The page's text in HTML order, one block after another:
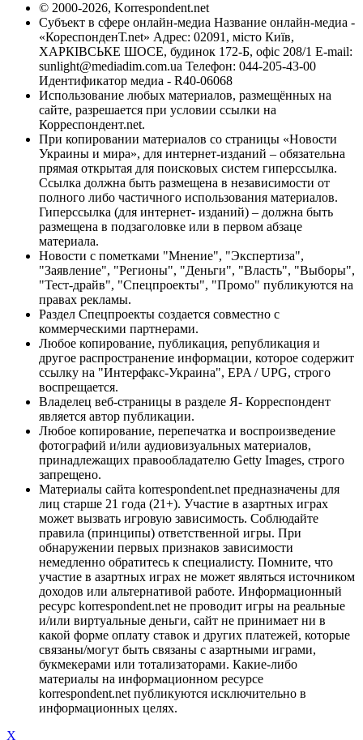
© 2000-2026, Korrespondent.net
Субъект в сфере онлайн-медиа Название онлайн-медиа -
«КореспонденТ.net» Адрес: 02091, місто Київ,
ХАРКІВСЬКЕ ШОСЕ, будинок 172-Б, офіс 208/1 E-mail:
sunlight@mediadim.com.ua Телефон: 044-205-43-00
Идентификатор медиа - R40-06068
Использование любых материалов, размещённых на
сайте, разрешается при условии ссылки на
Корреспондент.net.
При копировании материалов со страницы «Новости
Украины и мира», для интернет-изданий – обязательна
прямая открытая для поисковых систем гиперссылка.
Ссылка должна быть размещена в независимости от
полного либо частичного использования материалов.
Гиперссылка (для интернет- изданий) – должна быть
размещена в подзаголовке или в первом абзаце
материала.
Новости с пометками "Мнение", "Экспертиза",
"Заявление", "Регионы", "Деньги", "Власть", "Выборы",
"Тест-драйв", "Спецпроекты", "Промо" публикуются на
правах рекламы.
Раздел Спецпроекты создается совместно с
коммерческими партнерами.
Любое копирование, публикация, републикация и
другое распространение информации, которое содержит
ссылку на "Интерфакс-Украина", EPA / UPG, строго
воспрещается.
Владелец веб-страницы в разделе Я- Корреспондент
является автор публикации.
Любое копирование, перепечатка и воспроизведение
фотографий и/или аудиовизуальных материалов,
принадлежащих правообладателю Getty Images, строго
запрещено.
Материалы сайта korrespondent.net предназначены для
лиц старше 21 года (21+). Участие в азартных играх
может вызвать игровую зависимость. Соблюдайте
правила (принципы) ответственной игры. При
обнаружении первых признаков зависимости
немедленно обратитесь к специалисту. Помните, что
участие в азартных играх не может являться источником
доходов или альтернативой работе. Информационный
ресурс korrespondent.net не проводит игры на реальные
и/или виртуальные деньги, сайт не принимает ни в
какой форме оплату ставок и других платежей, которые
связаны/могут быть связаны с азартными играми,
букмекерами или тотализаторами. Какие-либо
материалы на информационном ресурсе
korrespondent.net публикуются исключительно в
информационных целях.
X